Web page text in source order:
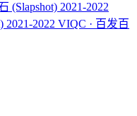
(Slapshot) 2021-2022
2021-2022 VIQC · 百发百